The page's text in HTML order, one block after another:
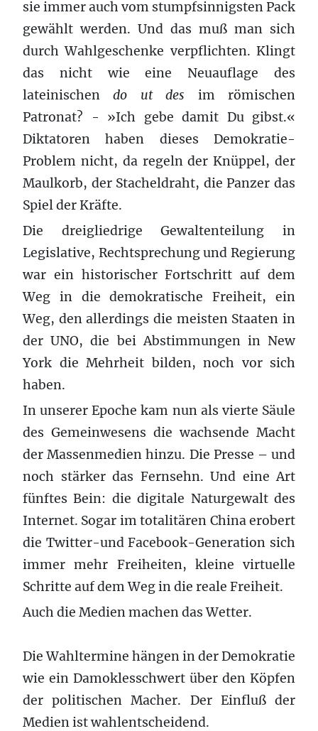
sie immer auch vom stumpfsinnigsten Pack
gewählt werden. Und das muß man sich
durch Wahlgeschenke verpflichten. Klingt
das nicht wie eine Neuauflage des
lateinischendo ut des im römischen
Patronat? - »Ich gebe damit Du gibst.«
Diktatoren haben dieses Demokratie-
Problem nicht, da regeln der Knüppel, der
Maulkorb, der Stacheldraht, die Panzer das
Spiel der Kräfte.
Die dreigliedrige Gewaltenteilung in
Legislative, Rechtsprechung und Regierung
war ein historischer Fortschritt auf dem
Weg in die demokratische Freiheit, ein
Weg, den allerdings die meisten Staaten in
der UNO, die bei Abstimmungen in New
York die Mehrheit bilden, noch vor sich
haben.
In unserer Epoche kam nun als vierte Säule
des Gemeinwesens die wachsende Macht
der Massenmedien hinzu. Die Presse – und
noch stärker das Fernsehn. Und eine Art
fünftes Bein: die digitale Naturgewalt des
Internet. Sogar im totalitären China erobert
die Twitter-und Facebook-Generation sich
immer mehr Freiheiten, kleine virtuelle
Schritte auf dem Weg in die reale Freiheit.
Auch die Medien machen das Wetter.
Die Wahltermine hängen in der Demokratie
wie ein Damoklesschwert über den Köpfen
der politischen Macher. Der Einfluß der
Medien ist wahlentscheidend.